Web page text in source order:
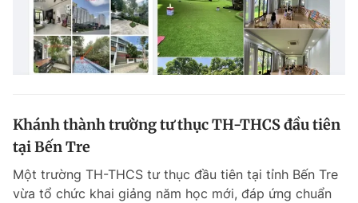
Khánh thành trường tư thục TH-THCS đầu tiên
tại Bến Tre
Một trường TH-THCS tư thục đầu tiên tại tỉnh Bến Tre
vừa tổ chức khai giảng năm học mới, đáp ứng chuẩn